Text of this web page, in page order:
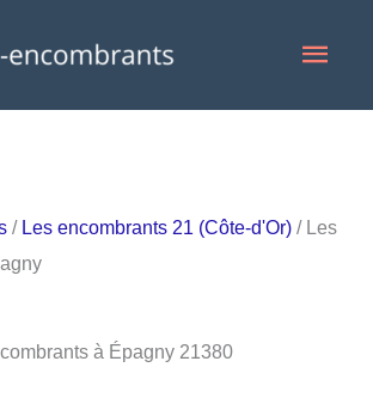
/ Les encombrants 21 (Côte-d'Or) / Les
à Épagny 21380